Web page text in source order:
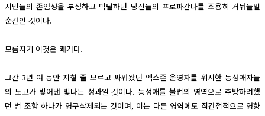
시민들의 존엄성을 부정하고 박탈하던 당신들의 프로파간다를 조용히 거둬들일
순간인 것이다.
모름지기 이것은 쾌거다.
그간 3년 여 동안 지칠 줄 모르고 싸워왔던 엑스존 운영자를 위시한 동성애자들
의 노고가 빚어낸 빛나는 성과일 것이다. 동성애를 불법의 영역으로 추방하려했
던 법 조항 하나가 영구삭제되는 것이며, 이는 다른 영역에도 직간접적으로 영향